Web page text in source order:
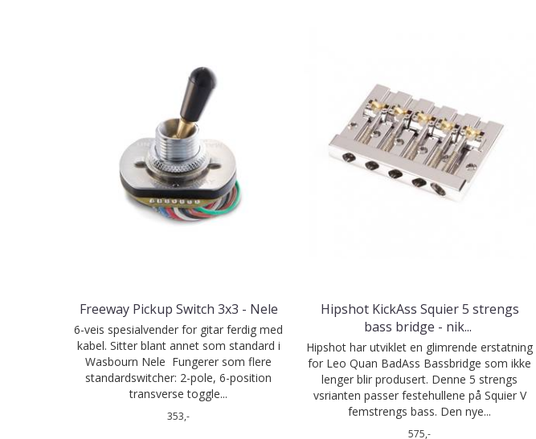
Freeway Pickup Switch 3x3 - Nele
6-veis spesialvender for gitar ferdig med
kabel. Sitter blant annet som standard i
Wasbourn Nele Fungerer som flere
standardswitcher: 2-pole, 6-position
transverse toggle...
353,-
Hipshot KickAss Squier 5 strengs
bass bridge - nik...
Hipshot har utviklet en glimrende erstatning
for Leo Quan BadAss Bassbridge som ikke
lenger blir produsert. Denne 5 strengs
vsrianten passer festehullene på Squier V
femstrengs bass. Den nye...
575,-